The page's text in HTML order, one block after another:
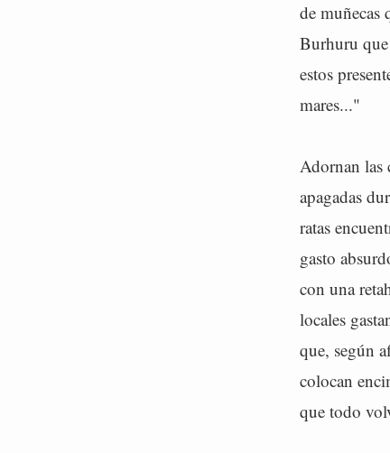
de muñecas
Burhuru
estos
mares..."
Adornan las
apagadas
ratas
gasto
con una
locales
que, según
colocan
que todo